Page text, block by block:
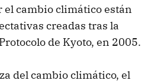
cambio climático están
creadas tras la
de Kyoto, en 2005.
del cambio climático, el